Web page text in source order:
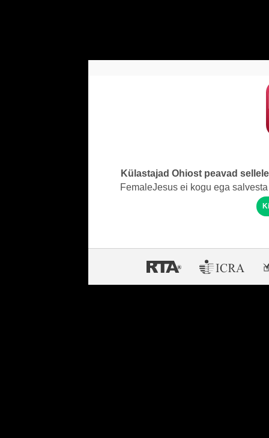
Külastajad Ohiost peavad
FemaleJesus ei kogu ega